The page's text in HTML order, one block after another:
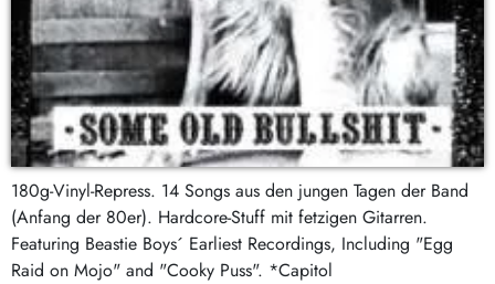
180g-Vinyl-Repress. 14 Songs aus den jungen Tagen der Band
(Anfang der 80er). Hardcore-Stuff mit fetzigen Gitarren.
Featuring Beastie Boys´ Earliest Recordings, Including "Egg
Raid on Mojo" and "Cooky Puss". *Capitol